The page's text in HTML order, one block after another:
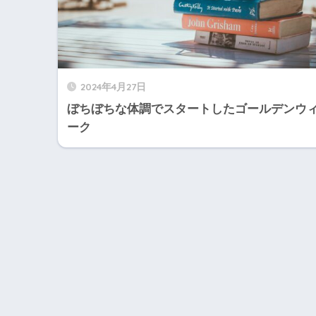
2024年4月27日
ぼちぼちな体調でスタートしたゴールデンウ
ーク